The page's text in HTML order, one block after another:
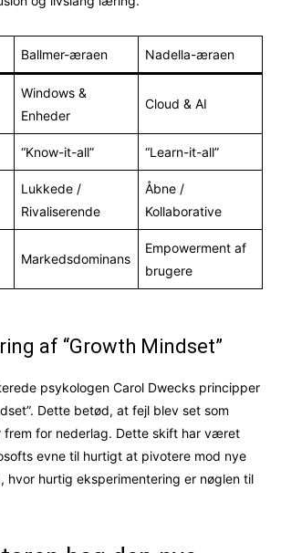
Ballmer-æraen Nadella-æraen
Windows &
Enheder
Cloud & AI
“Know-it-all” “Learn-it-all”
Lukkede /
Rivaliserende
Åbne /
Kollaborative
Markedsdominans
Empowerment af
brugere
af “Growth Mindset”
psykologen Carol Dwecks principper
Dette betød, at fejl blev set som
frem for nederlag. Dette skift har været
evne til hurtigt at pivotere mod nye
hvor hurtig eksperimentering er nøglen til